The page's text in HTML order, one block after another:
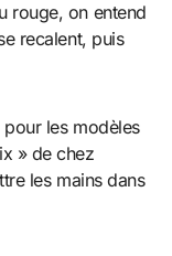
rouge, on entend
recalent, puis
pour les modèles
» de chez
les mains dans